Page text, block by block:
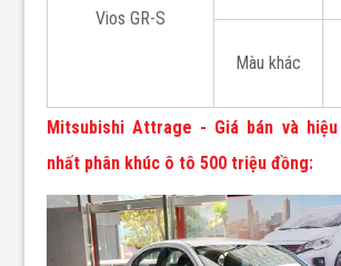
Vios GR-S
Màu khác
Mitsubishi Attrage - Giá bán và hiệu
nhất phân khúc ô tô 500 triệu đồng: